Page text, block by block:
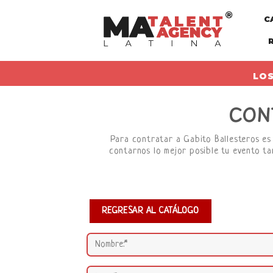
Para contratar a Gabito Ballesteros
contarnos lo mejor posible tu evento
REGRESAR AL CATÁLOGO